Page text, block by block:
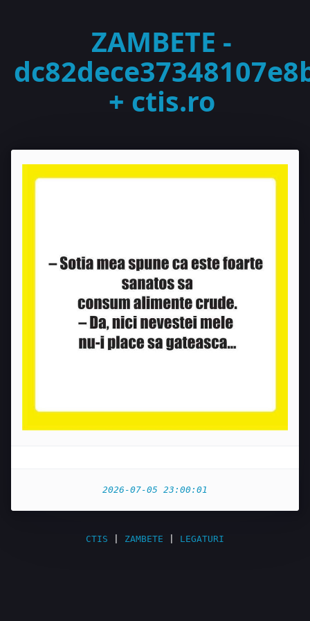
ZAMBETE -
+ ctis.ro
2026-07-05 23:00:01
CTIS ZAMBETE LEGATURI